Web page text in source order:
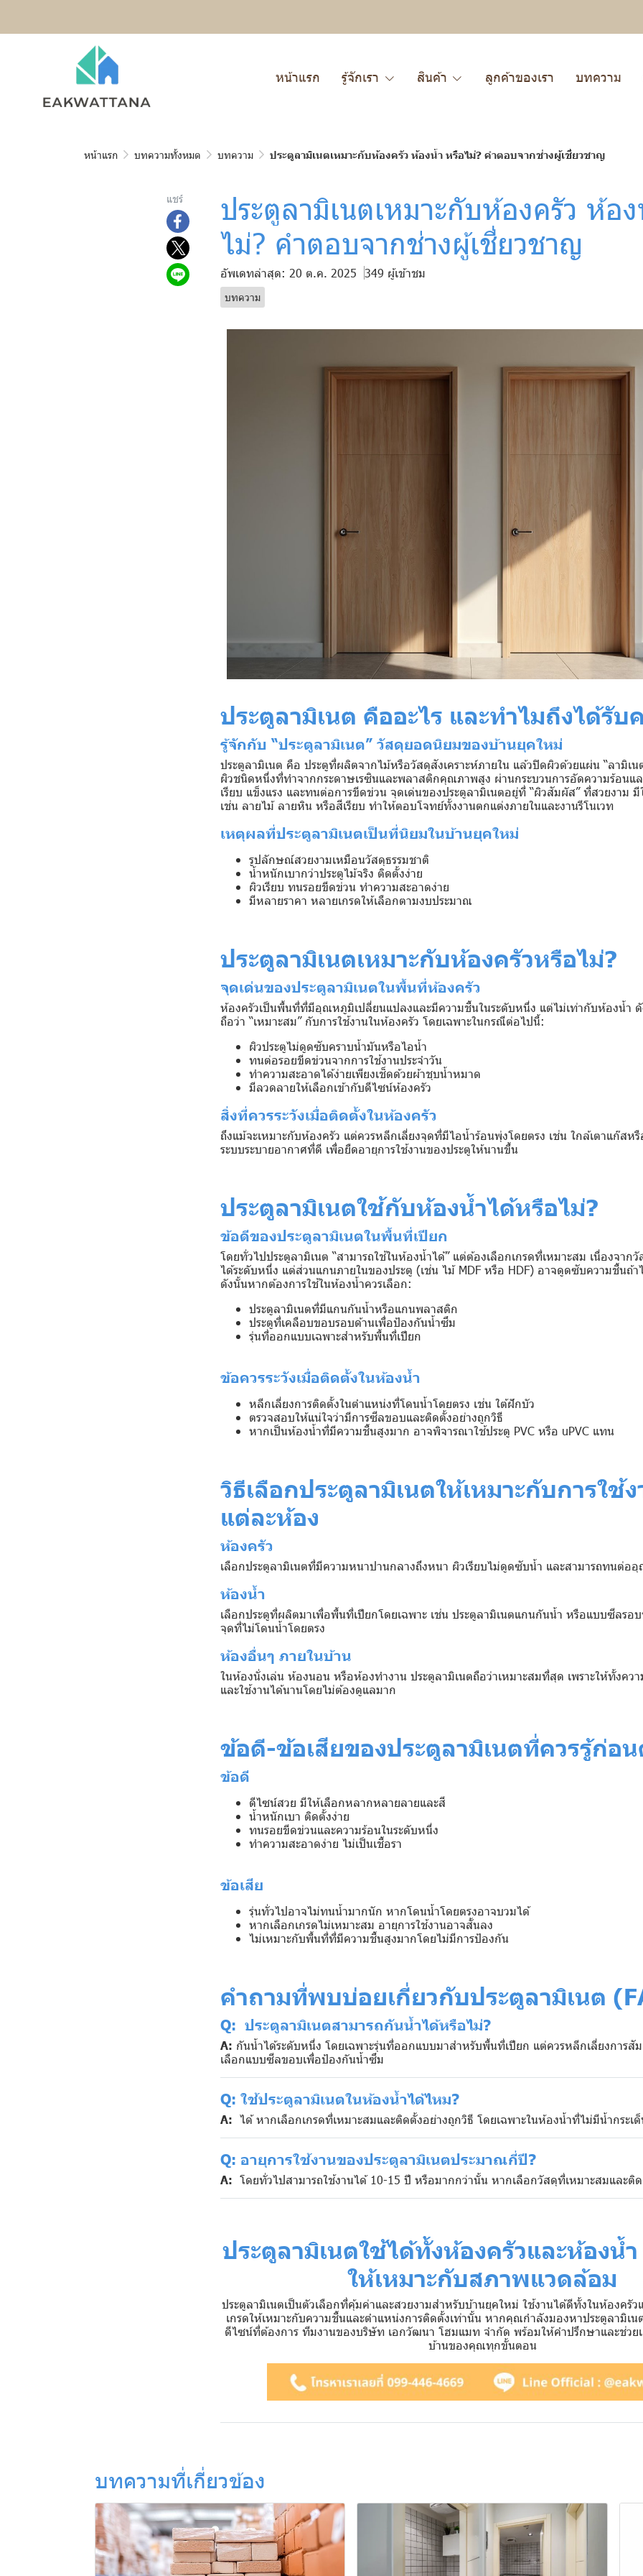
หน้าแรก รู้จักเรา สินค้า ลูกค้าของเรา บทความ
หน้าแรก บทความทั้งหมด บทความ ประตูลามิเนตเหมาะกับห้องครัว ห้องน้ำ หรือไม่? คำตอบจากช่างผู้เชี่ยวชาญ
แชร์
ประตูลามิเนตเหมาะกับห้องครัว ห้อ
ไม่? คำตอบจากช่างผู้เชี่ยวชาญ
อัพเดทล่าสุด: 20 ต.ค. 2025 349 ผู้เข้าชม
บทความ
ประตูลามิเนต คืออะไร และทำไมถึงได้รับ
รู้จักกับ “ประตูลามิเนต” วัสดุยอดนิยมของบ้านยุคใหม่
ประตูลามิเนต คือ ประตูที่ผลิตจากไม้หรือวัสดุสังเคราะห์ภายใน แล้วปิดผิวด้วยแผ่น “ลามิเน
ผิวชนิดหนึ่งที่ทำจากกระดาษเรซินและพลาสติกคุณภาพสูง ผ่านกระบวนการอัดความร้อนแ
เรียบ แข็งแรง และทนต่อการขีดข่วน จุดเด่นของประตูลามิเนตอยู่ที่ “ผิวสัมผัส” ที่สวยงาม
เช่น ลายไม้ ลายหิน หรือสีเรียบ ทำให้ตอบโจทย์ทั้งงานตกแต่งภายในและงานรีโนเวท
เหตุผลที่ประตูลามิเนตเป็นที่นิยมในบ้านยุคใหม่
รูปลักษณ์สวยงามเหมือนวัสดุธรรมชาติ
น้ำหนักเบากว่าประตูไม้จริง ติดตั้งง่าย
ผิวเรียบ ทนรอยขีดข่วน ทำความสะอาดง่าย
มีหลายราคา หลายเกรดให้เลือกตามงบประมาณ
ประตูลามิเนตเหมาะกับห้องครัวหรือไม่?
จุดเด่นของประตูลามิเนตในพื้นที่ห้องครัว
ห้องครัวเป็นพื้นที่ที่มีอุณหภูมิเปลี่ยนแปลงและมีความชื้นในระดับหนึ่ง แต่ไม่เท่ากับห้องน้ำ ดั
ถือว่า “เหมาะสม” กับการใช้งานในห้องครัว โดยเฉพาะในกรณีต่อไปนี้:
ผิวประตูไม่ดูดซับคราบน้ำมันหรือไอน้ำ
ทนต่อรอยขีดข่วนจากการใช้งานประจำวัน
ทำความสะอาดได้ง่ายเพียงเช็ดด้วยผ้าชุบน้ำหมาด
มีลวดลายให้เลือกเข้ากับดีไซน์ห้องครัว
สิ่งที่ควรระวังเมื่อติดตั้งในห้องครัว
ถึงแม้จะเหมาะกับห้องครัว แต่ควรหลีกเลี่ยงจุดที่มีไอน้ำร้อนพุ่งโดยตรง เช่น ใกล้เตาแก๊สห
ระบบระบายอากาศที่ดี เพื่อยืดอายุการใช้งานของประตูให้นานขึ้น
ประตูลามิเนตใช้กับห้องน้ำได้หรือไม่?
ข้อดีของประตูลามิเนตในพื้นที่เปียก
โดยทั่วไปประตูลามิเนต “สามารถใช้ในห้องน้ำได้” แต่ต้องเลือกเกรดที่เหมาะสม เนื่องจาก
ได้ระดับหนึ่ง แต่ส่วนแกนภายในของประตู (เช่น ไม้ MDF หรือ HDF) อาจดูดซับความชื้นถ้า
ดังนั้นหากต้องการใช้ในห้องน้ำควรเลือก:
ประตูลามิเนตที่มีแกนกันน้ำหรือแกนพลาสติก
ประตูที่เคลือบขอบรอบด้านเพื่อป้องกันน้ำซึม
รุ่นที่ออกแบบเฉพาะสำหรับพื้นที่เปียก
ข้อควรระวังเมื่อติดตั้งในห้องน้ำ
หลีกเลี่ยงการติดตั้งในตำแหน่งที่โดนน้ำโดยตรง เช่น ใต้ฝักบัว
ตรวจสอบให้แน่ใจว่ามีการซีลขอบและติดตั้งอย่างถูกวิธี
หากเป็นห้องน้ำที่มีความชื้นสูงมาก อาจพิจารณาใช้ประตู PVC หรือ uPVC แทน
วิธีเลือกประตูลามิเนตให้เหมาะกับการใช้
แต่ละห้อง
ห้องครัว
เลือกประตูลามิเนตที่มีความหนาปานกลางถึงหนา ผิวเรียบไม่ดูดซับน้ำ และสามารถทนต่อ
ห้องน้ำ
เลือกประตูที่ผลิตมาเพื่อพื้นที่เปียกโดยเฉพาะ เช่น ประตูลามิเนตแกนกันน้ำ หรือแบบซีลรอ
จุดที่ไม่โดนน้ำโดยตรง
ห้องอื่นๆ ภายในบ้าน
ในห้องนั่งเล่น ห้องนอน หรือห้องทำงาน ประตูลามิเนตถือว่าเหมาะสมที่สุด เพราะให้ทั้งคว
และใช้งานได้นานโดยไม่ต้องดูแลมาก
ข้อดี-ข้อเสียของประตูลามิเนตที่ควรรู้ก่อ
ข้อดี
ดีไซน์สวย มีให้เลือกหลากหลายลายและสี
น้ำหนักเบา ติดตั้งง่าย
ทนรอยขีดข่วนและความร้อนในระดับหนึ่ง
ทำความสะอาดง่าย ไม่เป็นเชื้อรา
ข้อเสีย
รุ่นทั่วไปอาจไม่ทนน้ำมากนัก หากโดนน้ำโดยตรงอาจบวมได้
หากเลือกเกรดไม่เหมาะสม อายุการใช้งานอาจสั้นลง
ไม่เหมาะกับพื้นที่ที่มีความชื้นสูงมากโดยไม่มีการป้องกัน
คำถามที่พบบ่อยเกี่ยวกับประตูลามิเนต
Q: ประตูลามิเนตสามารถกันน้ำได้หรือไม่?
A: กันน้ำได้ระดับหนึ่ง โดยเฉพาะรุ่นที่ออกแบบมาสำหรับพื้นที่เปียก แต่ควรหลีกเลี่ยงการสั
เลือกแบบซีลขอบเพื่อป้องกันน้ำซึม
Q: ใช้ประตูลามิเนตในห้องน้ำได้ไหม?
A: ได้ หากเลือกเกรดที่เหมาะสมและติดตั้งอย่างถูกวิธี โดยเฉพาะในห้องน้ำที่ไม่มีน้ำกระเ
Q: อายุการใช้งานของประตูลามิเนตประมาณกี่ปี?
A: โดยทั่วไปสามารถใช้งานได้ 10-15 ปี หรือมากกว่านั้น หากเลือกวัสดุที่เหมาะสมและติ
ประตูลามิเนตใช้ได้ทั้งห้องครัวและห้องน้
ให้เหมาะกับสภาพแวดล้อม
ประตูลามิเนตเป็นตัวเลือกที่คุ้มค่าและสวยงามสำหรับบ้านยุคใหม่ ใช้งานได้ดีทั้งในห้องครัว
เกรดให้เหมาะกับความชื้นและตำแหน่งการติดตั้งเท่านั้น หากคุณกำลังมองหาประตูลามิเ
ดีไซน์ที่ต้องการ ทีมงานของบริษัท เอกวัฒนา โฮมแมท จำกัด พร้อมให้คำปรึกษาและช่วย
บ้านของคุณทุกขั้นตอน
บทความที่เกี่ยวข้อง